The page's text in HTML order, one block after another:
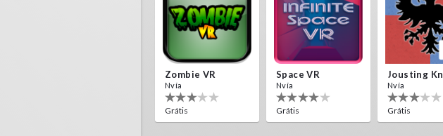
Zombie VR
Nvía
Grátis
Space VR
Nvía
Grátis
Nvía
Grátis